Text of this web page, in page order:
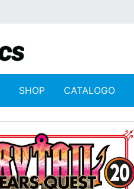
SHOP CATALOGO